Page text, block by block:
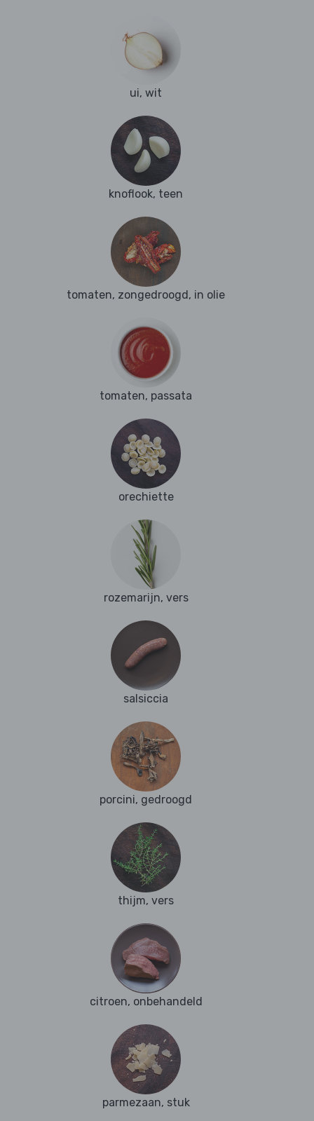
ui, wit
knoflook, teen
tomaten, zongedroogd, in olie
tomaten, passata
orechiette
rozemarijn, vers
salsiccia
porcini, gedroogd
thijm, vers
citroen, onbehandeld
parmezaan, stuk